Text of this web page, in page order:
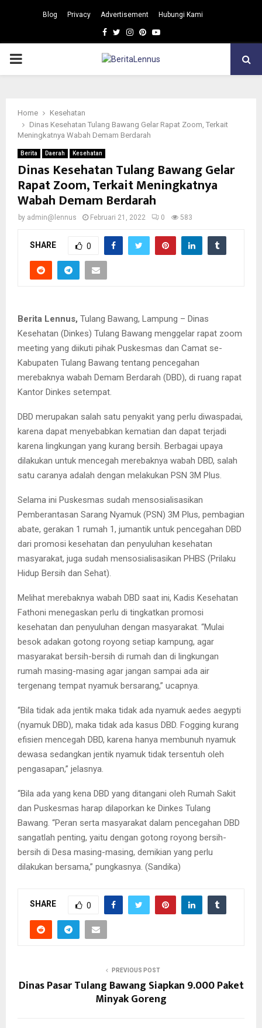
Blog Privacy Advertisement Hubungi Kami
Facebook
TwitterInstagram
Pinterest
Youtube
PRIMARY
Home
Kesehatan
Dinas Kesehatan Tulang Bawang Gelar Rapat Zoom, Terkait
Meningkatnya Wabah Demam Berdarah
Berita Daerah Kesehatan
Dinas Kesehatan Tulang Bawang Gelar
Rapat Zoom, Terkait Meningkatnya
Wabah Demam Berdarah
by admin@lennus Februari 21, 2022 0 583
SHARE 0
Berita Lennus, Tulang Bawang, Lampung – Dinas
Kesehatan (Dinkes) Tulang Bawang menggelar rapat zoom
meeting yang diikuti pihak Puskesmas dan Camat se-
Kabupaten Tulang Bawang tentang pencegahan
merebaknya wabah Demam Berdarah (DBD), di ruang rapat
Kantor Dinkes setempat.
DBD merupakan salah satu penyakit yang perlu diwaspadai,
karena dapat menyebabkan kematian dan dapat terjadi
karena lingkungan yang kurang bersih. Berbagai upaya
dilakukan untuk mencegah merebaknya wabah DBD, salah
satu caranya adalah dengan melakukan PSN 3M Plus.
Selama ini Puskesmas sudah mensosialisasikan
Pemberantasan Sarang Nyamuk (PSN) 3M Plus, pembagian
abate, gerakan 1 rumah 1, jumantik untuk pencegahan DBD
dari promosi kesehatan dan penyuluhan kesehatan
masyarakat, juga sudah mensosialisasikan PHBS (Prilaku
Hidup Bersih dan Sehat).
Melihat merebaknya wabah DBD saat ini, Kadis Kesehatan
Fathoni menegaskan perlu di tingkatkan promosi
kesehatan dan penyuluhan dengan masyarakat. “Mulai
besok adakan gotong royong setiap kampung, agar
masyarakat bersih-bersih di rumah dan di lingkungan
rumah masing-masing agar jangan sampai ada air
tergenang tempat nyamuk bersarang,” ucapnya.
“Bila tidak ada jentik maka tidak ada nyamuk aedes aegypti
(nyamuk DBD), maka tidak ada kasus DBD. Fogging kurang
efisien mencegah DBD, karena hanya membunuh nyamuk
dewasa sedangkan jentik nyamuk tidak tersentuh oleh
pengasapan,” jelasnya.
“Bila ada yang kena DBD yang ditangani oleh Rumah Sakit
dan Puskesmas harap dilaporkan ke Dinkes Tulang
Bawang. “Peran serta masyarakat dalam pencegahan DBD
sangatlah penting, yaitu dengan gotong royong bersih-
bersih di Desa masing-masing, demikian yang perlu
dilakukan bersama,” pungkasnya. (Sandika)
SHARE 0
PREVIOUS POST
Dinas Pasar Tulang Bawang Siapkan 9.000 Paket
Minyak Goreng